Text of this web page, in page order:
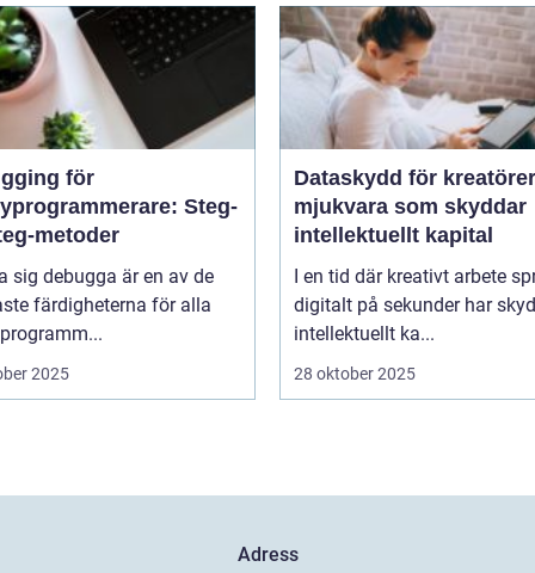
för
Steg-
metoder
sig debugga är en av de
färdigheterna för alla
2025
Dataskydd för
mjukvara som skyddar
intellektuellt kapital
I en tid där kreativt arbete
digitalt på sekunder har
intellektuellt ka...
28 oktober 2025
Adress